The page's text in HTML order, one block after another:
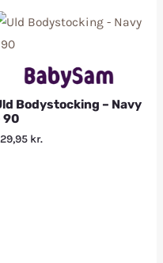
Bodystocking – Navy
90
kr.